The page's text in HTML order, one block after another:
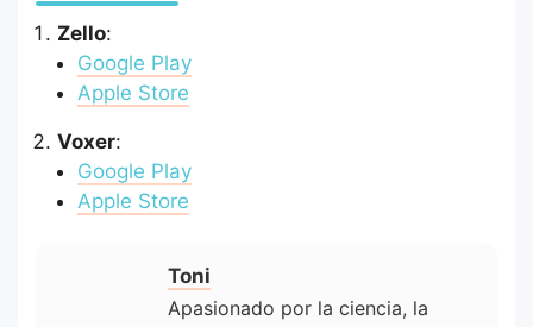
Zello:
Google Play
Apple Store
Voxer:
Google Play
Apple Store
Toni
Apasionado por la ciencia, la